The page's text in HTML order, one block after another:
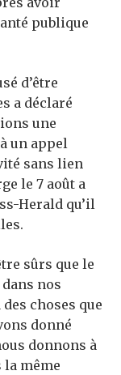
publique
d’être
a déclaré
une
un appel
sans lien
le 7 août a
Herald qu’il
sûrs que le
nos
choses que
donné
donnons à
même